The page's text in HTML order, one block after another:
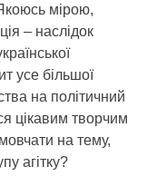
мірою,
– наслідок
усе більшої
на політичний
цікавим творчим
на тему,
агітку?